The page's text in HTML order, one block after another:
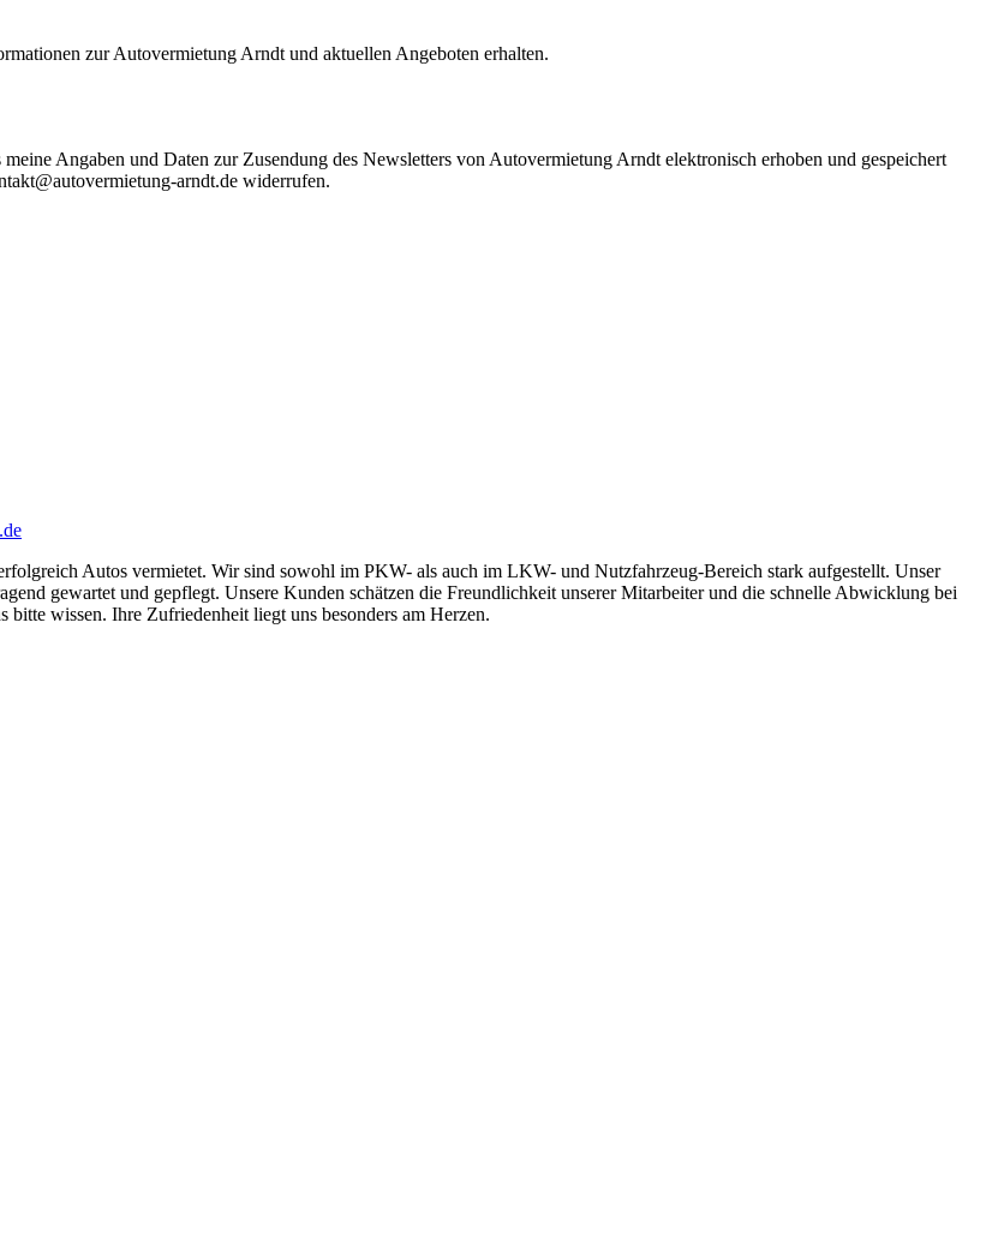
zur Autovermietung Arndt und aktuellen Angeboten erhalten.
Angaben und Daten zur Zusendung des Newsletters von Autovermietung Arndt elektronisch erhoben und gespeichert
arndt.de widerrufen.
Autos vermietet. Wir sind sowohl im PKW- als auch im LKW- und Nutzfahrzeug-Bereich stark aufgestellt. Unser
gewartet und gepflegt. Unsere Kunden schätzen die Freundlichkeit unserer Mitarbeiter und die schnelle Abwicklung bei
wissen. Ihre Zufriedenheit liegt uns besonders am Herzen.